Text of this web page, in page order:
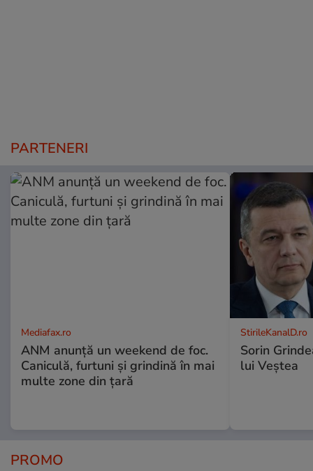
PARTENERI
Mediafax.ro
ANM anunță un weekend de foc.
Caniculă, furtuni și grindină în mai
multe zone din țară
StirileKanalD.ro
Sorin
lui Veștea
PROMO